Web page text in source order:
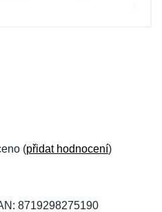
(přidat hodnocení)
8719298275190